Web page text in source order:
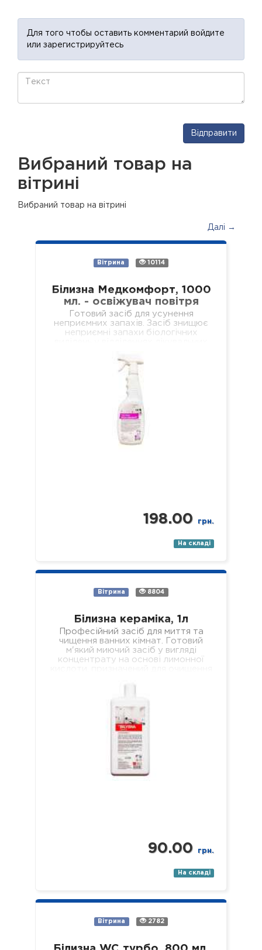
Для того чтобы оставить комментарий войдите
или зарегистрируйтесь
Відправити
Вибраний товар на
вітрині
Вибраний товар на вітрині
Далі →
Вітрина 10114
Білизна Медкомфорт, 1000
мл. - освіжувач повітря
Готовий засіб для усунення
неприємних запахів. Засіб знищює
неприємні запахи біологічних
навчальних та дошкільних закладах,
у місцях громадського харчування…
198.00 грн.
На складі
Вітрина 8804
Білизна кераміка, 1л
Професійний засіб для миття та
чищення ванних кімнат. Готовий
м'який миючий засіб у вигляді
концентрату на основі лимонної
90.00 грн.
На складі
Вітрина 2782